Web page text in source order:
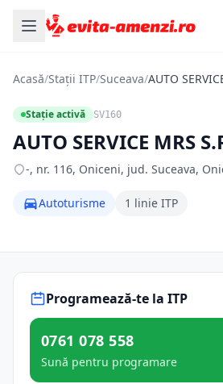
Acasă/Stații ITP/Suceava/AUTO
Stație activă SV160
AUTO SERVICE MRS
-, nr. 116, Oniceni, jud. Suceava,
Autoturisme 1 linie ITP
Programează-te la ITP
0761 078 558
Sună pentru programare